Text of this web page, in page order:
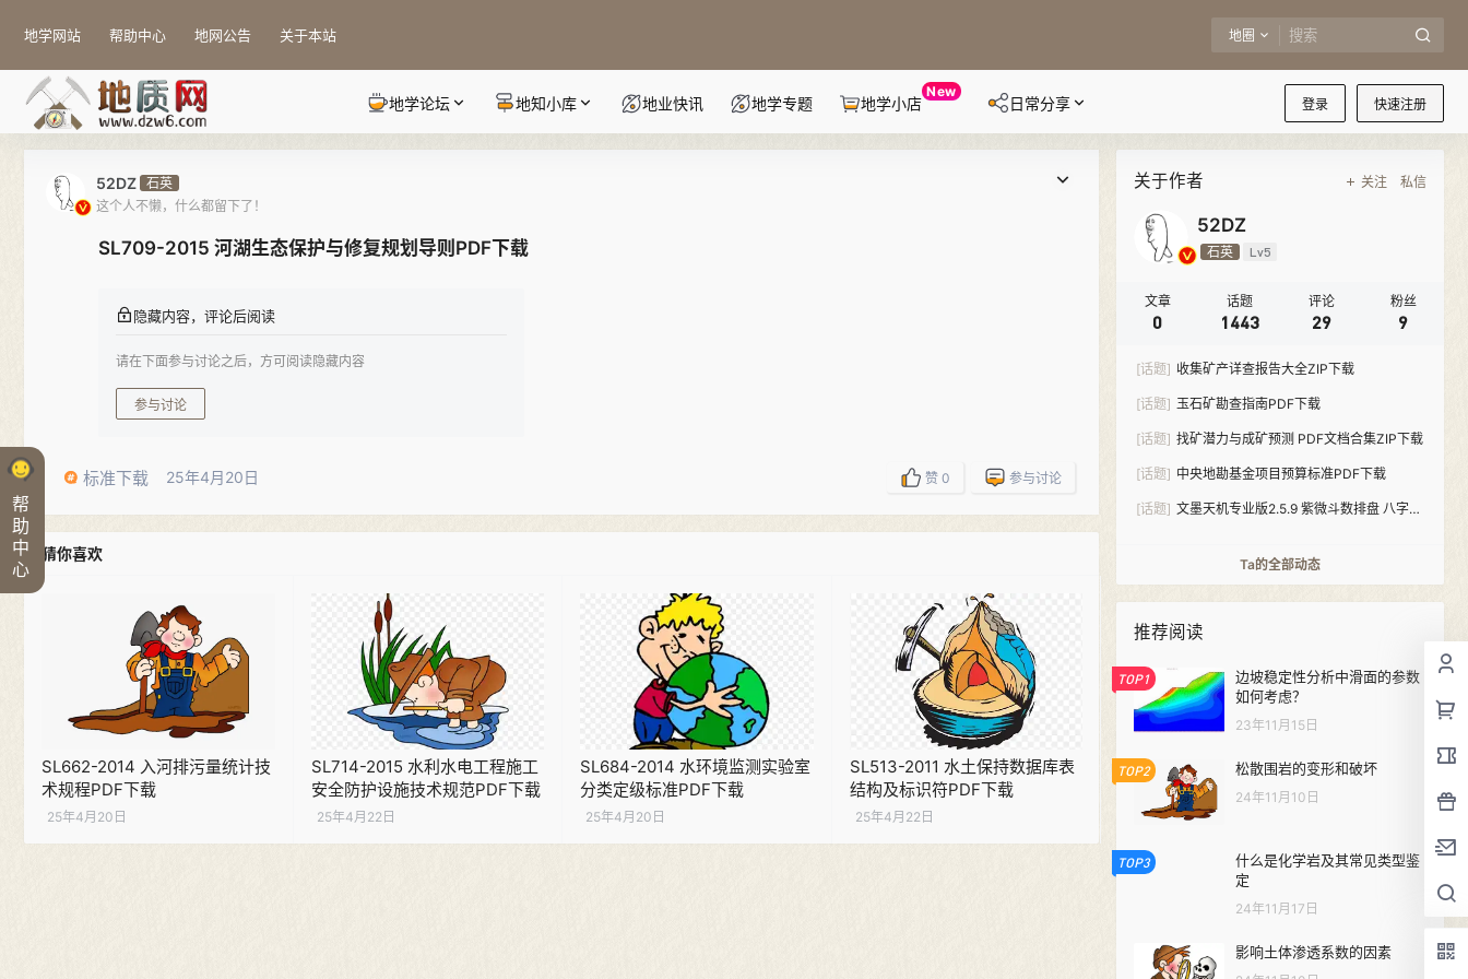
帮
助
中
心
地学网站 帮助中心 地网公告 关于本站 地圈
登录 快速注册
地学论坛 地知小库 地业快讯 地学专题 地学小店
New
日常分享
52DZ 石英
这个人不懒，什么都留下了！
SL709-2015 河湖生态保护与修复规划导则PDF下载
隐藏内容，评论后阅读
请在下面参与讨论之后，方可阅读隐藏内容
参与讨论
标准下载 25年4月20日 赞 0 参与讨论
猜你喜欢
SL662-2014 入河排污量统计技
术规程PDF下载
25年4月20日
SL714-2015 水利水电工程施工
安全防护设施技术规范PDF下载
25年4月22日
SL684-2014 水环境监测实验室
分类定级标准PDF下载
25年4月20日
SL513-2011 水土保持数据库表
结构及标识符PDF下载
25年4月22日
关于作者 关注 私信
52DZ
石英 Lv5
文章
0
话题
1443
评论
29
粉丝
9
[话题] 收集矿产详查报告大全ZIP下载
[话题] 玉石矿勘查指南PDF下载
[话题] 找矿潜力与成矿预测 PDF文档合集ZIP下载
[话题] 中央地勘基金项目预算标准PDF下载
[话题] 文墨天机专业版2.5.9 紫微斗数排盘 八字算
Ta的全部动态
推荐阅读
TOP1
边坡稳定性分析中滑面的参数
如何考虑？
23年11月15日
TOP2 松散围岩的变形和破坏
24年11月10日
TOP3
什么是化学岩及其常见类型鉴
定
24年11月17日
影响土体渗透系数的因素